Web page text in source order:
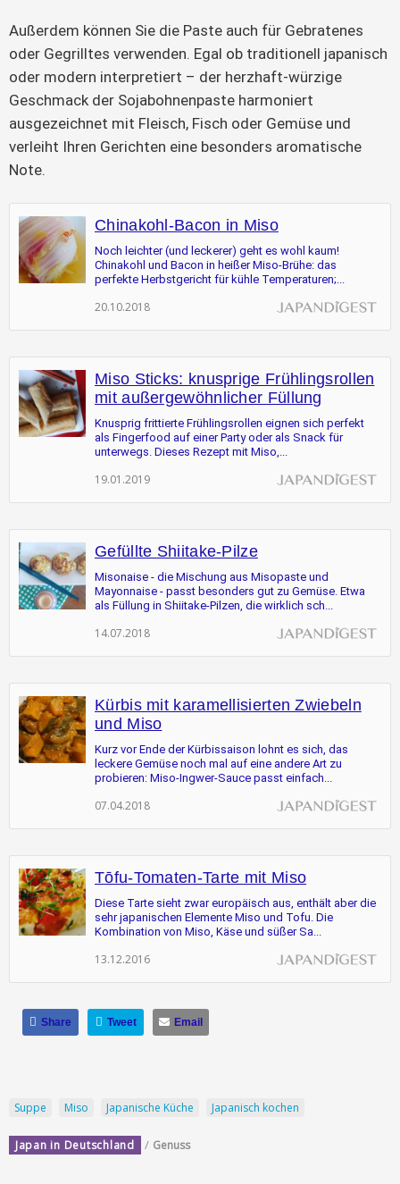
Außerdem können Sie die Paste auch für Gebratenes
oder Gegrilltes verwenden. Egal ob traditionell japanisch
oder modern interpretiert – der herzhaft-würzige
Geschmack der Sojabohnenpaste harmoniert
ausgezeichnet mit Fleisch, Fisch oder Gemüse und
verleiht Ihren Gerichten eine besonders aromatische
Note.
Chinakohl-Bacon in Miso
Noch leichter (und leckerer) geht es wohl kaum!
Chinakohl und Bacon in heißer Miso-Brühe: das
perfekte Herbstgericht für kühle Temperaturen;...
20.10.2018
Miso Sticks: knusprige Frühlingsrollen
mit außergewöhnlicher Füllung
Knusprig frittierte Frühlingsrollen eignen sich perfekt
als Fingerfood auf einer Party oder als Snack für
unterwegs. Dieses Rezept mit Miso,...
19.01.2019
Gefüllte Shiitake-Pilze
Misonaise - die Mischung aus Misopaste und
Mayonnaise - passt besonders gut zu Gemüse. Etwa
als Füllung in Shiitake-Pilzen, die wirklich sch...
14.07.2018
Kürbis mit karamellisierten Zwiebeln
und Miso
Kurz vor Ende der Kürbissaison lohnt es sich, das
leckere Gemüse noch mal auf eine andere Art zu
probieren: Miso-Ingwer-Sauce passt einfach...
07.04.2018
Tōfu-Tomaten-Tarte mit Miso
Diese Tarte sieht zwar europäisch aus, enthält aber die
sehr japanischen Elemente Miso und Tofu. Die
Kombination von Miso, Käse und süßer Sa...
13.12.2016
Share Tweet Email
Suppe Miso Japanische Küche Japanisch kochen
Japan in Deutschland / Genuss